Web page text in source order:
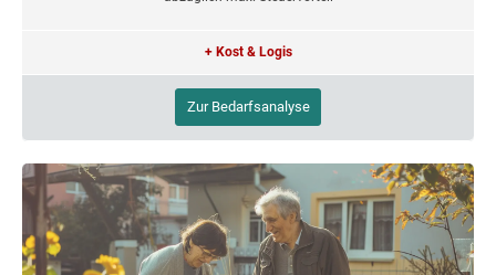
+ Kost & Logis
Zur Bedarfsanalyse